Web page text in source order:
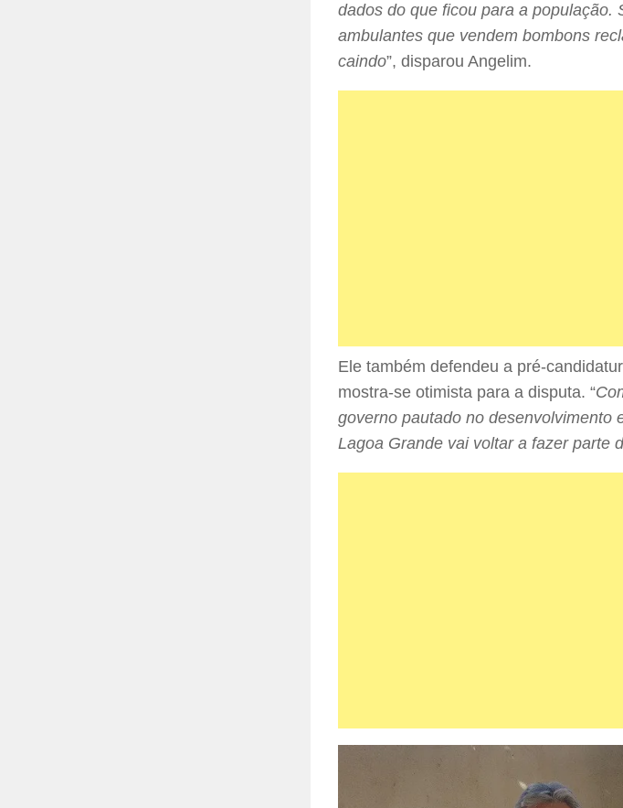
dados do que ficou para a população.
ambulantes que vendem bombons
caindo”, disparou Angelim.
Ele também defendeu a pré-
mostra-se otimista para a disputa. “
governo pautado no desenvolvimento
Lagoa Grande vai voltar a fazer parte